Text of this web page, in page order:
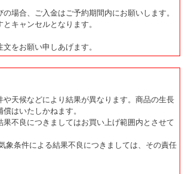
場合、ご入金はご予約期間内にお願いします。
キャンセルとなります。
をお願い申しあげます。
や天候などにより結果が異なります。商品の生長
はいたしかねます。
果不良につきましてはお買い上げ範囲内とさせて
象条件による結果不良につきましては、その責任